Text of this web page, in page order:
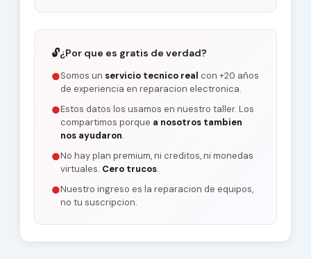
🔓¿Por que es gratis de verdad?
●Somos un servicio tecnico real con +20 años
de experiencia en reparacion electronica.
●Estos datos los usamos en nuestro taller. Los
compartimos porque a nosotros tambien
nos ayudaron.
●No hay plan premium, ni creditos, ni monedas
virtuales. Cero trucos.
●Nuestro ingreso es la reparacion de equipos,
no tu suscripcion.